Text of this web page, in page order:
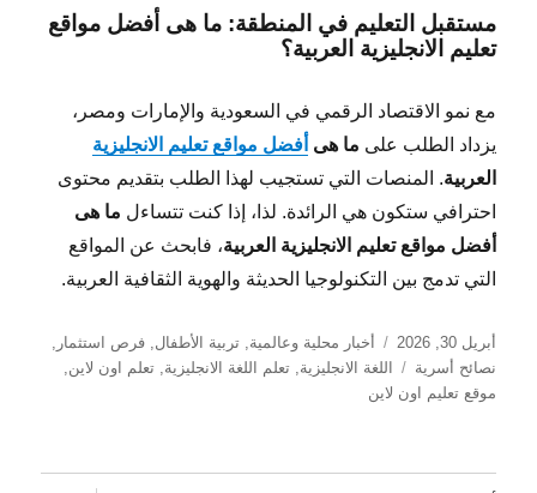
مستقبل التعليم في المنطقة: ما هى أفضل مواقع
تعليم الانجليزية العربية؟
مع نمو الاقتصاد الرقمي في السعودية والإمارات ومصر،
يزداد الطلب على ما هى أفضل مواقع تعليم الانجليزية
العربية. المنصات التي تستجيب لهذا الطلب بتقديم محتوى
احترافي ستكون هي الرائدة. لذا، إذا كنت تتساءل ما هى
أفضل مواقع تعليم الانجليزية العربية، فابحث عن المواقع
التي تدمج بين التكنولوجيا الحديثة والهوية الثقافية العربية.
نُشرت
في
أبريل 30, 2026 التصنيفات
أخبار محلية وعالمية,تربية الأطفال,فرص استثمار ,
نصائح أسرية
الوسوم
اللغة الانجليزية,تعلم اللغة الانجليزية,تعلم اون لاين,
موقع تعليم اون لاين